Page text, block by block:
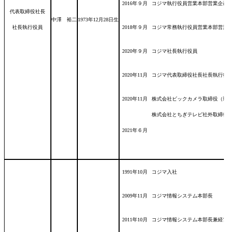
代表取締役社長
社長執行役員
中澤 裕二 1973年12月28日生
2016年９月 コジマ執行役員営業本部営業企
2018年９月 コジマ常務執行役員営業本部営
2020年９月 コジマ社長執行役員
2020年11月 コジマ代表取締役社長社長執行
2020年11月
2021年６月
株式会社ビックカメラ取締役（
株式会社とちぎテレビ社外取締
1991年10月 コジマ入社
2009年11月 コジマ情報システム本部長
2011年10月 コジマ情報システム本部長兼経